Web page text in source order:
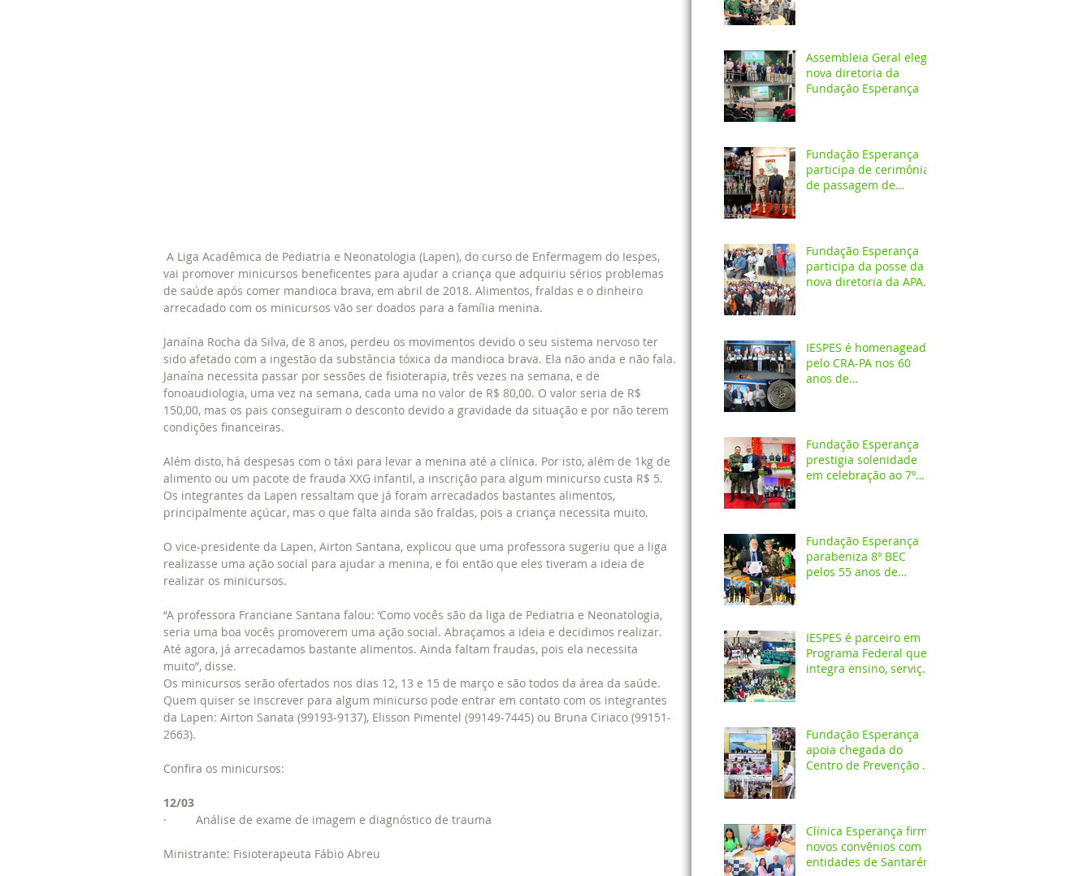
vai promover minicursos beneficentes para ajudar a criança que adquiriu sérios problemas
de saúde após comer mandioca brava, em abril de 2018. Alimentos, fraldas e o dinheiro
arrecadado com os minicursos vão ser doados para a família menina.
Janaína Rocha da Silva, de 8 anos, perdeu os movimentos devido o seu sistema nervoso ter
sido afetado com a ingestão da substância tóxica da mandioca brava. Ela não anda e não fala.
Janaína necessita passar por sessões de fisioterapia, três vezes na semana, e de
fonoaudiologia, uma vez na semana, cada uma no valor de R$ 80,00. O valor seria de R$
150,00, mas os pais conseguiram o desconto devido a gravidade da situação e por não terem
condições financeiras.
Além disto, há despesas com o táxi para levar a menina até a clínica. Por isto, além de 1kg de
alimento ou um pacote de frauda XXG infantil, a inscrição para algum minicurso custa R$ 5.
Os integrantes da Lapen ressaltam que já foram arrecadados bastantes alimentos,
principalmente açúcar, mas o que falta ainda são fraldas, pois a criança necessita muito.
O vice-presidente da Lapen, Airton Santana, explicou que uma professora sugeriu que a liga
realizasse uma ação social para ajudar a menina, e foi então que eles tiveram a ideia de
realizar os minicursos.
“A professora Franciane Santana falou: ‘Como vocês são da liga de Pediatria e Neonatologia,
seria uma boa vocês promoverem uma ação social. Abraçamos a ideia e decidimos realizar.
Até agora, já arrecadamos bastante alimentos. Ainda faltam fraudas, pois ela necessita
muito”, disse.
Os minicursos serão ofertados nos dias 12, 13 e 15 de março e são todos da área da saúde.
Quem quiser se inscrever para algum minicurso pode entrar em contato com os integrantes
da Lapen: Airton Sanata (99193-9137), Elisson Pimentel (99149-7445) ou Bruna Ciriaco (99151-
2663).
Confira os minicursos:
12/03
·         Análise de exame de imagem e diagnóstico de trauma
Ministrante: Fisioterapeuta Fábio Abreu
Assembleia Geral elege
nova diretoria da
Fundação Esperança
Fundação Esperança
participa de cerimônia
de passagem de
Fundação Esperança
participa da posse da
nova diretoria da APAE
IESPES é homenageado
pelo CRA-PA nos 60
anos de
Fundação Esperança
prestigia solenidade
em celebração ao 7º
Fundação Esperança
parabeniza 8º BEC
pelos 55 anos de
IESPES é parceiro em
Programa Federal que
integra ensino, serviços
do SUS
Fundação Esperança
apoia chegada do
Centro de Prevenção do
acadêmica
Clínica Esperança firma
novos convênios com
entidades de Santarém